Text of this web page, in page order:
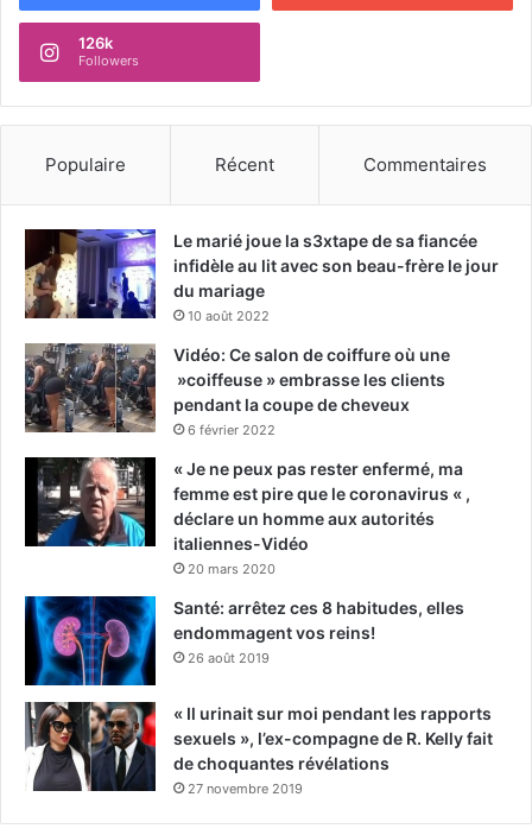
126k
Followers
Populaire Récent Commentaires
Le marié joue la s3xtape de sa fiancée
infidèle au lit avec son beau-frère le jour
du mariage
10 août 2022
Vidéo: Ce salon de coiffure où une
»coiffeuse » embrasse les clients
pendant la coupe de cheveux
6 février 2022
« Je ne peux pas rester enfermé, ma
femme est pire que le coronavirus « ,
déclare un homme aux autorités
italiennes-Vidéo
20 mars 2020
Santé: arrêtez ces 8 habitudes, elles
endommagent vos reins!
26 août 2019
« Il urinait sur moi pendant les rapports
sexuels », l’ex-compagne de R. Kelly fait
de choquantes révélations
27 novembre 2019